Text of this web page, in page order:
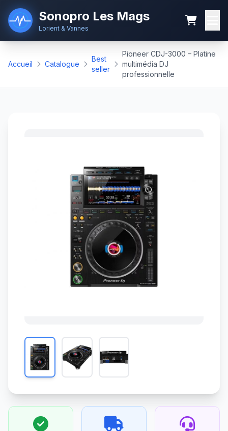
Sonopro Les Mags
Lorient & Vannes
Accueil Catalogue
Best
seller
Pioneer CDJ-3000 – Platine
multimédia DJ
professionnelle